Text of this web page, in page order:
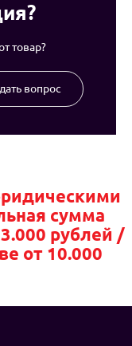
товар?
вопрос
сумма
рублей /
от 10.000